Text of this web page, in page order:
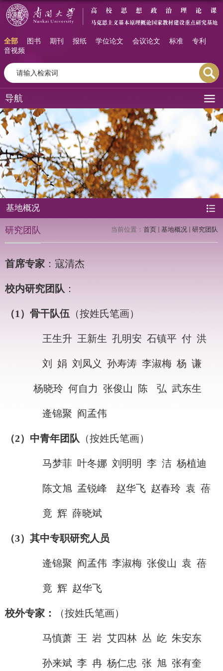
全部 图书 期刊 报纸 学位论文 会议论文 标准
专利
音视频
导航
基地概况
当前位置： 首页 基地概况 研究团队
研究团队
首席专家 ：寇清杰
校内研究团队 ：
（1 ）骨干队伍 （按姓氏笔画）
王生升 王新生 孔明安 石镇平 付 洪
刘 娟 刘凤义 孙寿涛 李淑梅 杨 谦
杨晓玲 何自力 张俊山 陈 弘 武东生
逄锦聚 阎孟伟
（2）中青年团队 （按姓氏笔画）
马梦菲 叶冬娜 刘明明 李 洁 杨植迪
陈文旭 孟锐峰 赵华飞 赵春玲 袁 蓓
竟 辉 薛晓斌
（3）其中专职研究人员
逄锦聚 阎孟伟 李淑梅 张俊山 袁 蓓
竟 辉 赵华飞
校外专家： （按姓氏笔画）
马慎萧 王 岩 艾四林 丛 屹 朱安东
孙来斌 李 冉 杨仁忠 张 旭 张有奎